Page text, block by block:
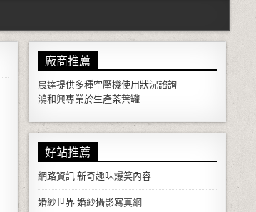
廠商推薦
晨達提供多種空壓機使用狀況諮詢
鴻和興專業於生產茶葉罐
好站推薦
網路資訊新奇趣味爆笑內容
婚紗世界婚紗攝影寫真網